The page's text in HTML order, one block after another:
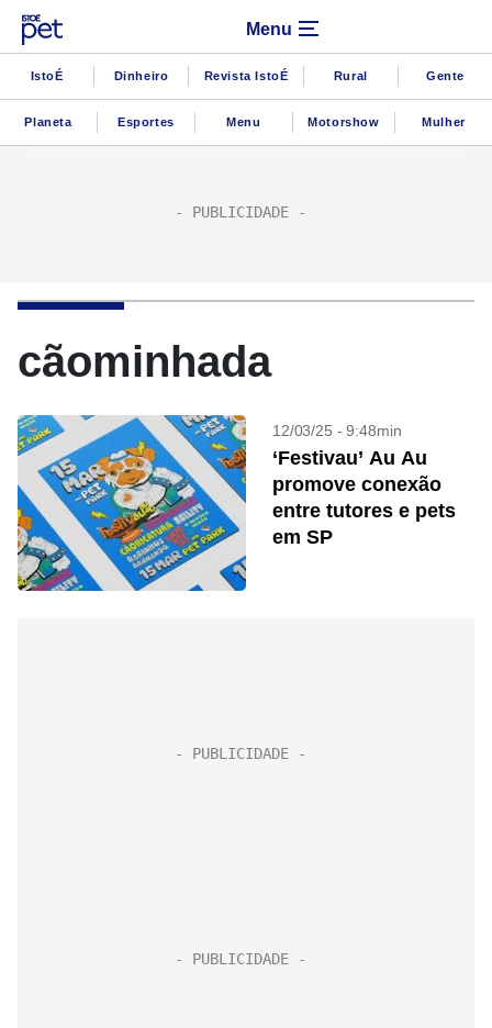
Menu
IstoÉ Dinheiro Revista IstoÉ Rural Gente
Planeta Esportes Menu Motorshow Mulher
cãominhada
12/03/25 - 9:48min
‘Festivau’ Au Au
promove conexão
entre tutores e pets
em SP